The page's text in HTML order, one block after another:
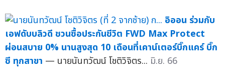
อิออน ร่วมกับ
เอฟดับบลิวดี ชวนซื้อประกันชีวิต FWD Max Protect
ผ่อนสบาย 0% นานสูงสุด 10 เดือนที่เคาน์เตอร์บิ๊กแคร์ บิ๊ก
ซี ทุกสาขา — นายนันทวัฒน์ โชติวิจิตร... มิ.ย. 66